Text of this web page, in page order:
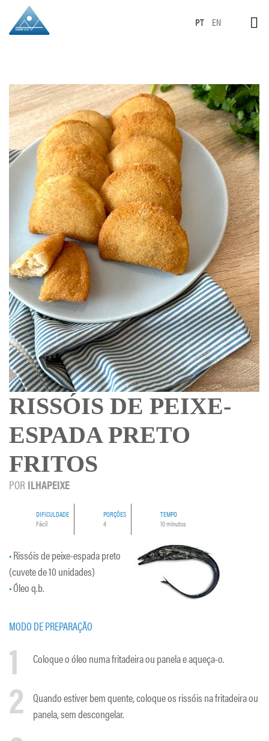
PT EN
RISSÓIS DE PEIXE-
ESPADA PRETO
FRITOS
POR ILHAPEIXE
DIFICULDADE
Fácil
PORÇÕES
4
TEMPO
10 minutos
Rissóis de peixe-espada preto
(cuvete de 10 unidades)
Óleo q.b.
MODO DE PREPARAÇÃO
1 Coloque o óleo numa fritadeira ou panela e aqueça-o.
2
Quando estiver bem quente, coloque os rissóis na fritadeira ou
panela, sem descongelar.